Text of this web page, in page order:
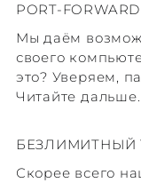
PORT-
Мы даём
своего
это? Уверяем,
Читайте дальше.
БЕЗЛИМИТНЫЙ
Скорее всего